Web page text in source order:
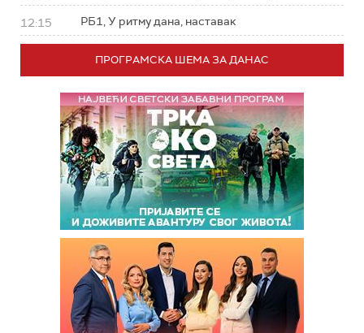
12:15 РБ1, У ритму дана, наставак
ПРОГРАМСКА ШЕМА ЗА ДАНАС